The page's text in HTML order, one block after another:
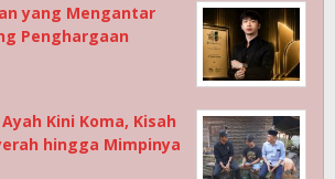
yang Mengantar
Penghargaan
Kini Koma, Kisah
hingga Mimpinya